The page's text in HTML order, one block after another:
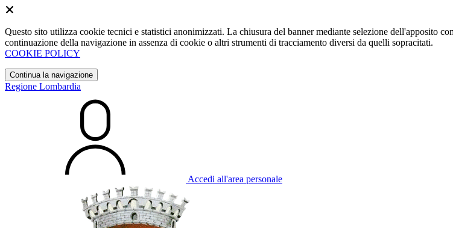
Questo sito utilizza cookie tecnici e statistici anonimizzati. La chiusura del banner mediante selezione dell'apposito
continuazione della navigazione in assenza di cookie o altri strumenti di tracciamento diversi da quelli sopracitati.
COOKIE POLICY
Continua la navigazione
Regione Lombardia
Accedi all'area personale